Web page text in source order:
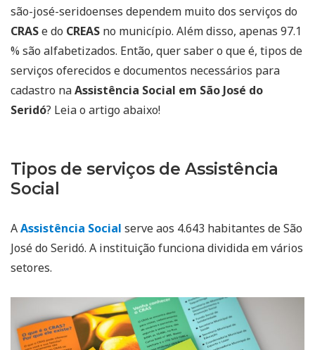
são-josé-seridoenses dependem muito dos serviços do
CRASe do CREAS no município. Além disso, apenas 97.1
% são alfabetizados. Então, quer saber o que é, tipos de
serviços oferecidos e documentos necessários para
cadastro naAssistência Social em São José do
Seridó? Leia o artigo abaixo!
Tipos de serviços de Assistência
Social
AAssistência Social serve aos 4.643 habitantes de São
José do Seridó. A instituição funciona dividida em vários
setores.